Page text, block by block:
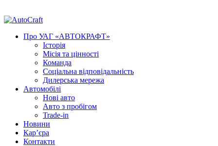
Про УАГ «АВТОКРАФТ»
Історія
Місія та цінності
Команда
Соціальна відповідальність
Дилерська мережа
Автомобілі
Нові авто
Авто з пробігом
Trade-in
Новини
Кар’єра
Контакти